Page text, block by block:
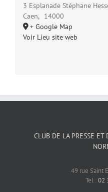
3 Esplanade Stéphane
Caen, 14000
+ Google Map
Voir Lieu site web
CLUB DE LA PRESSE
49 rue Saint
Tel :02